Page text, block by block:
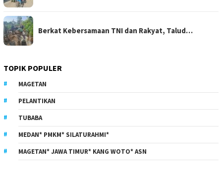
Berkat Kebersamaan TNI dan Rakyat, Talud…
TOPIK POPULER
MAGETAN
PELANTIKAN
TUBABA
MEDAN* PMKM* SILATURAHMI*
MAGETAN* JAWA TIMUR* KANG WOTO* ASN